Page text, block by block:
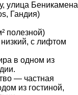
улица Беникамена
Гандия)
полезной)
с лифтом
в одном из
— частная
из гостиной,